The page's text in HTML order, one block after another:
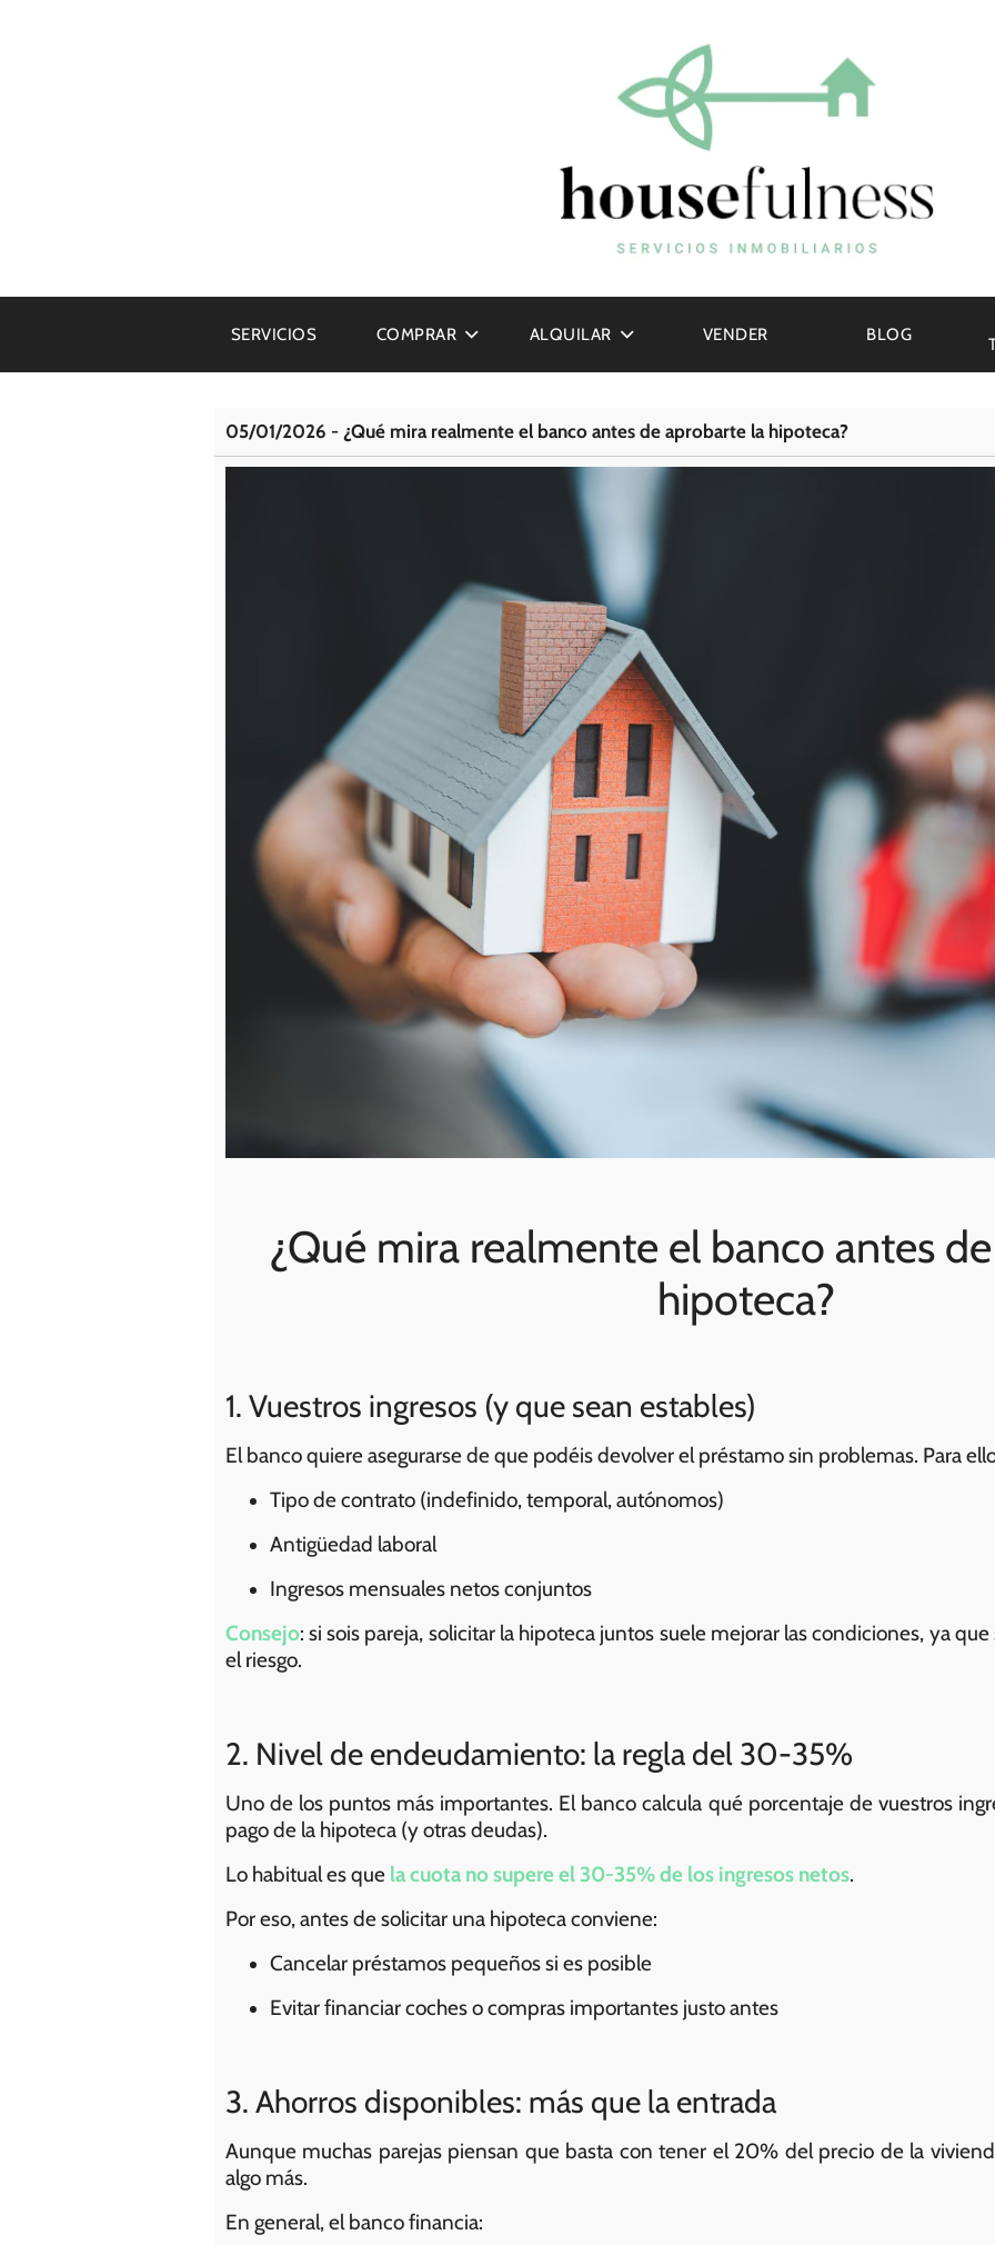
SERVICIOS COMPRAR ALQUILAR VENDER BLOG
05/01/2026 - ¿Qué mira realmente el banco antes de aprobarte la hipoteca?
¿Qué mira realmente el banco antes
hipoteca?
1. Vuestros ingresos (y que sean estables)
El banco quiere asegurarse de que podéis devolver el préstamo sin problemas. Para
Tipo de contrato (indefinido, temporal, autónomos)
Antigüedad laboral
Ingresos mensuales netos conjuntos
Consejo: si sois pareja, solicitar la hipoteca juntos suele mejorar las condiciones, ya
el riesgo.
2. Nivel de endeudamiento: la regla del 30-35%
Uno de los puntos más importantes. El banco calcula qué porcentaje de vuestros
pago de la hipoteca (y otras deudas).
Lo habitual es que la cuota no supere el 30-35% de los ingresos netos.
Por eso, antes de solicitar una hipoteca conviene:
Cancelar préstamos pequeños si es posible
Evitar financiar coches o compras importantes justo antes
3. Ahorros disponibles: más que la entrada
Aunque muchas parejas piensan que basta con tener el 20% del precio de la
algo más.
En general, el banco financia: